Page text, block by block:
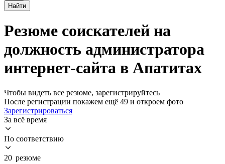
Найти
Резюме соискателей на
должность администратора
интернет-сайта в Апатитах
Чтобы видеть все резюме, зарегистрируйтесь
После регистрации покажем ещё 49 и откроем фото
Зарегистрироваться
За всё время
По соответствию
20 резюме